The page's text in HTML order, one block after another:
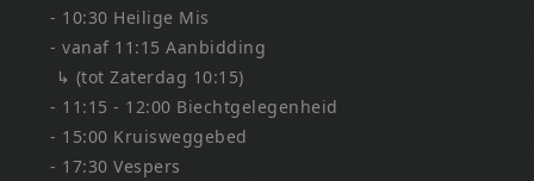
- 10:30 Heilige Mis
- vanaf 11:15 Aanbidding
↳ (tot Zaterdag 10:15)
- 11:15 - 12:00 Biechtgelegenheid
- 15:00 Kruisweggebed
- 17:30 Vespers